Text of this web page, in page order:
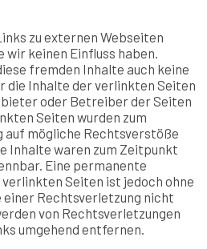
zu externen Webseiten
keinen Einfluss haben.
fremden Inhalte auch keine
die Inhalte der verlinkten Seiten
oder Betreiber der Seiten
Seiten wurden zum
auf mögliche Rechtsverstöße
Inhalte waren zum Zeitpunkt
Eine permanente
Seiten ist jedoch ohne
Rechtsverletzung nicht
von Rechtsverletzungen
umgehend entfernen.